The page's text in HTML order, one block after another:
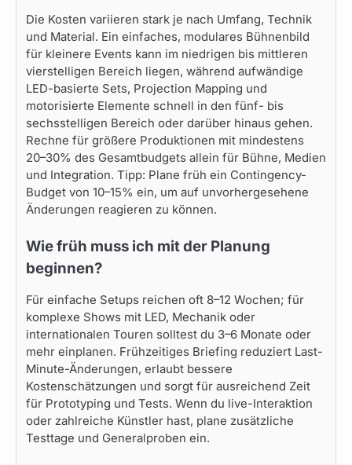
Die Kosten variieren stark je nach Umfang, Technik
und Material. Ein einfaches, modulares Bühnenbild
für kleinere Events kann im niedrigen bis mittleren
vierstelligen Bereich liegen, während aufwändige
LED-basierte Sets, Projection Mapping und
motorisierte Elemente schnell in den fünf- bis
sechsstelligen Bereich oder darüber hinaus gehen.
Rechne für größere Produktionen mit mindestens
20–30% des Gesamtbudgets allein für Bühne, Medien
und Integration. Tipp: Plane früh ein Contingency-
Budget von 10–15% ein, um auf unvorhergesehene
Änderungen reagieren zu können.
Wie früh muss ich mit der Planung
beginnen?
Für einfache Setups reichen oft 8–12 Wochen; für
komplexe Shows mit LED, Mechanik oder
internationalen Touren solltest du 3–6 Monate oder
mehr einplanen. Frühzeitiges Briefing reduziert Last-
Minute-Änderungen, erlaubt bessere
Kostenschätzungen und sorgt für ausreichend Zeit
für Prototyping und Tests. Wenn du live-Interaktion
oder zahlreiche Künstler hast, plane zusätzliche
Testtage und Generalproben ein.